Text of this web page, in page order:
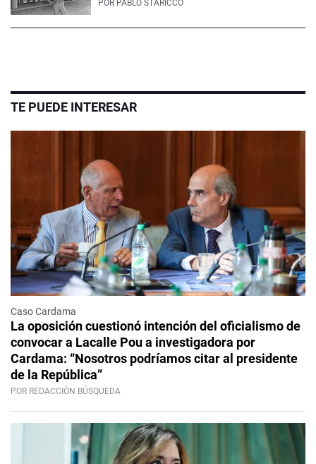
POR PABLO STARICCO
TE PUEDE INTERESAR
Caso Cardama
La oposición cuestionó intención del oficialismo de
convocar a Lacalle Pou a investigadora por
Cardama: “Nosotros podríamos citar al presidente
de la República”
POR REDACCIÓN BÚSQUEDA